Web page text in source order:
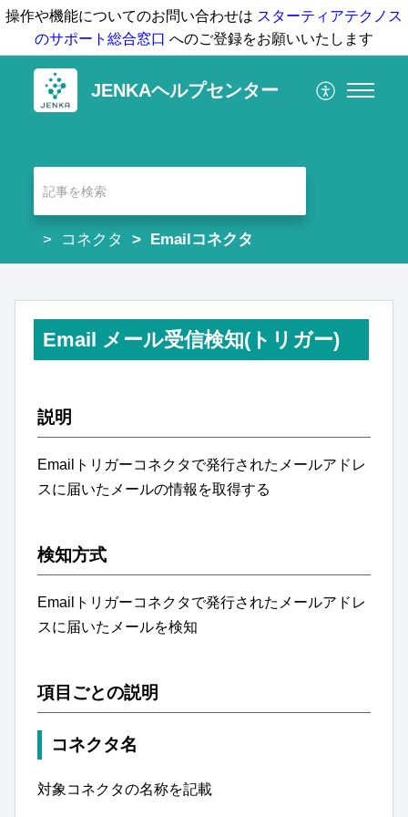
操作や機能についてのお問い合わせは スターティアテクノス
のサポート総合窓口 へのご登録をお願いいたします
JENKAヘルプセンター
コネクタ Emailコネクタ
Email メール受信検知(トリガー)
説明
Emailトリガーコネクタで発行されたメールアドレ
スに届いたメールの情報を取得する
検知方式
Emailトリガーコネクタで発行されたメールアドレ
スに届いたメールを検知
項目ごとの説明
コネクタ名
対象コネクタの名称を記載